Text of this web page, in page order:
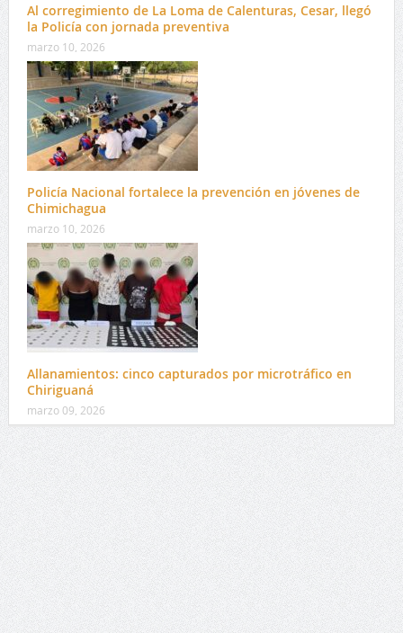
Al corregimiento de La Loma de Calenturas, Cesar, llegó
la Policía con jornada preventiva
marzo 10, 2026
Policía Nacional fortalece la prevención en jóvenes de
Chimichagua
marzo 10, 2026
Allanamientos: cinco capturados por microtráfico en
Chiriguaná
marzo 09, 2026